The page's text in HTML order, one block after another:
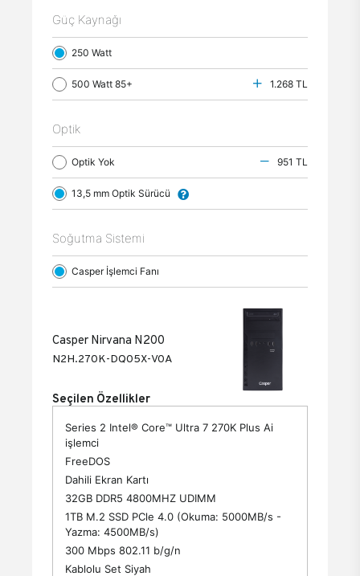
Güç Kaynağı
250 Watt
500 Watt 85+ 1.268 TL
Optik
Optik Yok 951 TL
13,5 mm Optik Sürücü
Soğutma Sistemi
Casper İşlemci Fanı
Casper Nirvana N200
N2H.270K-DQ05X-V0A
Seçilen Özellikler
Series 2 Intel® Core™ Ultra 7 270K Plus Ai
işlemci
FreeDOS
Dahili Ekran Kartı
32GB DDR5 4800MHZ UDIMM
1TB M.2 SSD PCle 4.0 (Okuma: 5000MB/s -
Yazma: 4500MB/s)
300 Mbps 802.11 b/g/n
Kablolu Set Siyah